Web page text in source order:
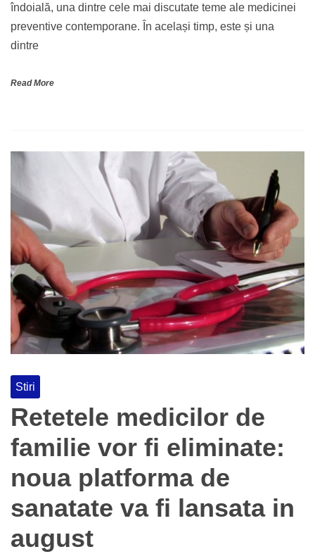
îndoială, una dintre cele mai discutate teme ale medicinei
preventive contemporane. În același timp, este și una
dintre
Read More
Stiri
Retetele medicilor de
familie vor fi eliminate:
noua platforma de
sanatate va fi lansata in
august